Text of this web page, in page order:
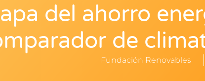
del ahorro
de
Fundación Renovables